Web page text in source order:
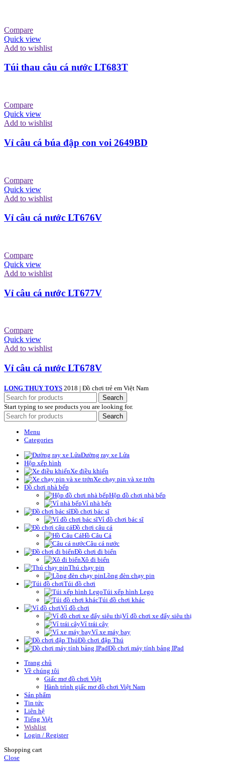
Compare
Quick view
Add to wishlist
Túi thau câu cá nước LT683T
Compare
Quick view
Add to wishlist
Vỉ câu cá búa đập con voi 2649BD
Compare
Quick view
Add to wishlist
Vỉ câu cá nước LT676V
Compare
Quick view
Add to wishlist
Vỉ câu cá nước LT677V
Compare
Quick view
Add to wishlist
Vỉ câu cá nước LT678V
LONG THUY TOYS 2018 | Đồ chơi trẻ em Việt Nam
Search
Start typing to see products you are looking for.
Search
Menu
Categories
Đường ray xe Lửa
Hộp xếp hình
Xe điều khiển
Xe chạy pin và xe trớn
Đồ chơi nhà bếp
Hộp đồ chơi nhà bếp
Vỉ nhà bếp
Đồ chơi bác sĩ
Vỉ đồ chơi bác sĩ
Đồ chơi câu cá
Hồ Câu Cá
Câu cá nước
Đồ chơi đi biển
Xô đi biển
Thú chạy pin
Lồng đèn chạy pin
Túi đồ chơi
Túi xếp hình Lego
Túi đồ chơi khác
Vỉ đồ chơi
Vỉ đồ chơi xe đẩy siêu thị
Vỉ trái cây
Vỉ xe máy bay
Đồ chơi đập Thú
Đồ chơi máy tính bảng IPad
Trang chủ
Về chúng tôi
Giấc mơ đồ chơi Việt
Hành trình giấc mơ đồ chơi Việt Nam
Sản phẩm
Tin tức
Liên hệ
Tiếng Việt
Wishlist
Login / Register
Shopping cart
Close